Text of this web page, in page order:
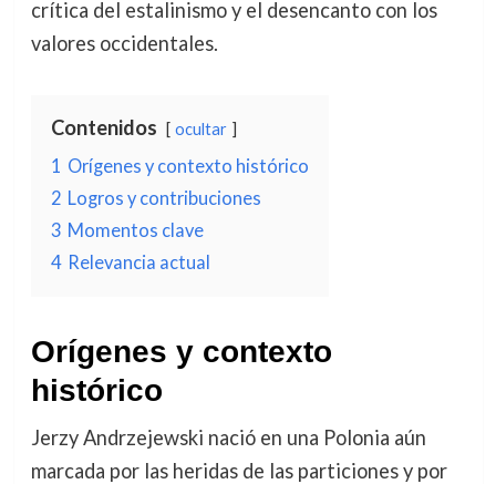
crítica del estalinismo y el desencanto con los
valores occidentales.
Contenidos ocultar
1 Orígenes y contexto histórico
2 Logros y contribuciones
3 Momentos clave
4 Relevancia actual
Orígenes y contexto
histórico
Jerzy Andrzejewski nació en una Polonia aún
marcada por las heridas de las particiones y por